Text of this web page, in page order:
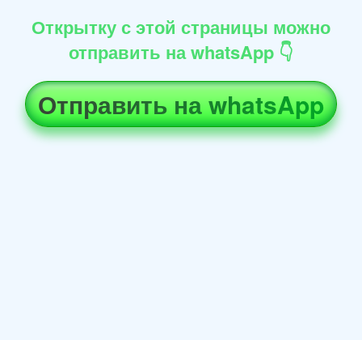
Открытку с этой страницы можно
отправить на whatsApp 👇
Отправить на whatsApp